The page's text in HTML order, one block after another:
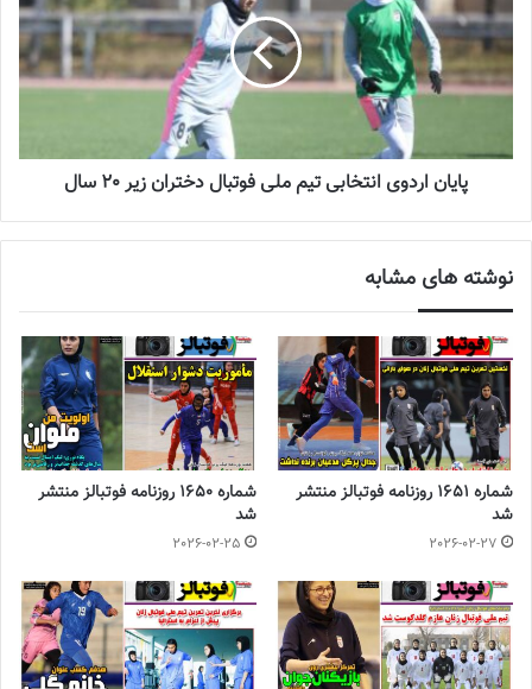
پایان اردوی انتخابی تیم ملی فوتبال دختران زیر 20 سال
نوشته های مشابه
شماره 1651 روزنامه فوتبالز منتشر
شد
2026-02-27
شماره 1650 روزنامه فوتبالز منتشر
شد
2026-02-25